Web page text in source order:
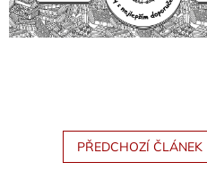
PŘEDCHOZÍ ČLÁNEK